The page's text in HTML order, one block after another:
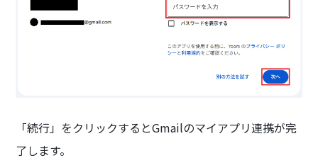
「続行」をクリックするとGmailのマイアプリ連携が完
了します。